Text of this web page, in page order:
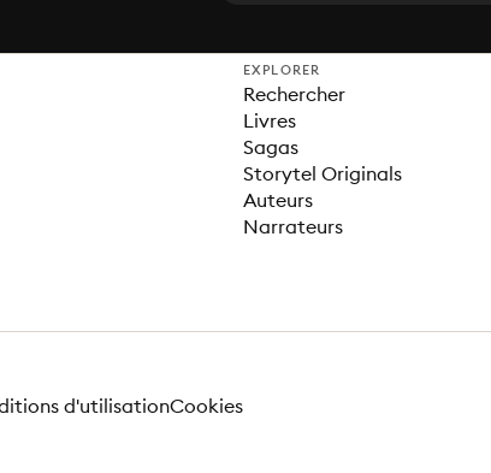
EXPLORER
Rechercher
Livres
Sagas
Storytel Originals
Auteurs
Narrateurs
d'utilisationCookies